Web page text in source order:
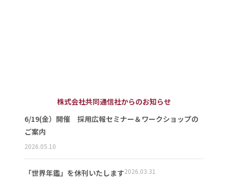
株式会社共同通信社からのお知らせ
6/19(金）開催 採用広報セミナー＆ワークショップの
ご案内
2026.05.10
「世界年鑑」を休刊いたします2026.03.31